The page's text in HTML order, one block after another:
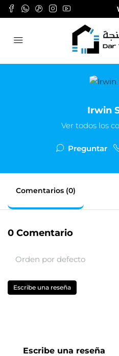
Irwin
Ver todos los
Preguntar
Comentarios (0)
0 Comentario
Orden por defecto
Escribe una reseña
Escribe una reseña